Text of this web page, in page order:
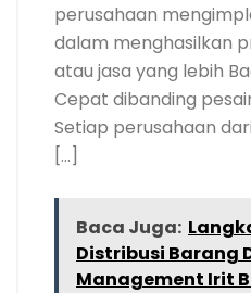
perusahaan
dalam menghasilkan
atau jasa yang lebih
Cepat dibanding
Setiap perusahaan
[…]
Baca Juga:
Distribusi Barang
Management Irit